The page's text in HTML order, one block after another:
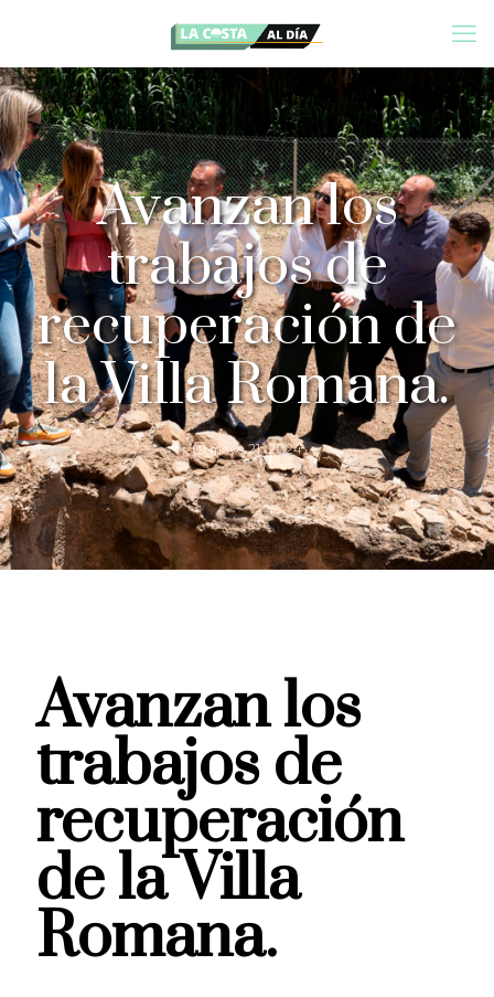
Avanzan los
trabajos de
recuperación de
la Villa Romana.
mayo 21, 2024
Avanzan los
trabajos de
recuperación
de la Villa
Romana.